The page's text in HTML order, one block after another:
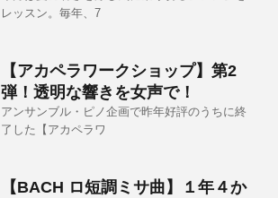
レッスン。毎年、7
【アカペラワークショップ】第2
弾！透明な響きを女声で！
アンサンブル・ピノ企画で昨年好評のうちに終
了した【アカペラワ
【BACH ロ短調ミサ曲】１年４か